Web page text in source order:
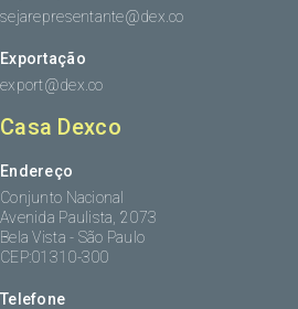
sejarepresentante@dex.co
Exportação
export@dex.co
Casa Dexco
Endereço
Conjunto Nacional
Avenida Paulista, 2073
Bela Vista - São Paulo
CEP:01310-300
Telefone